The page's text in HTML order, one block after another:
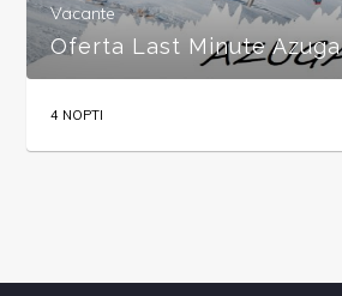
Vacante
Oferta Last Minute Azuga
4 NOPTI